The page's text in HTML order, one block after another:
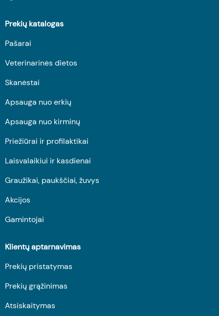
Prekių katalogas
Pašarai
Veterinarinės dietos
Skanėstai
Apsauga nuo erkių
Apsauga nuo kirminų
Priežiūrai ir profilaktikai
Laisvalaikiui ir kasdienai
Graužikai, paukščiai, žuvys
Akcijos
Gamintojai
Klientų aptarnavimas
Prekių pristatymas
Prekių grąžinimas
Atsiskaitymas